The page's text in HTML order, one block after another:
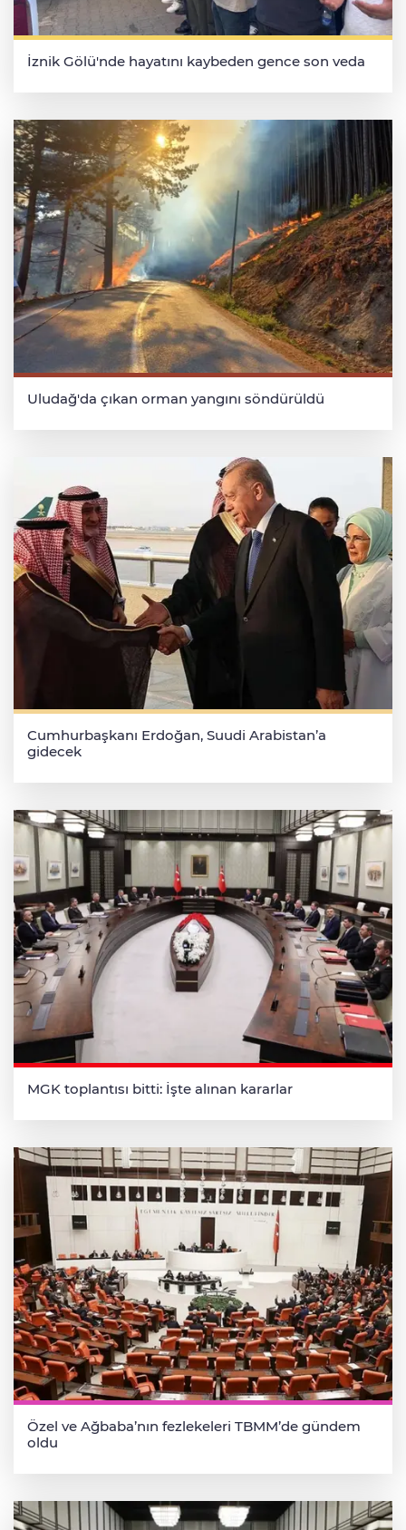
İznik Gölü'nde hayatını kaybeden gence son veda
Uludağ'da çıkan orman yangını söndürüldü
Cumhurbaşkanı Erdoğan, Suudi Arabistan’a
gidecek
MGK toplantısı bitti: İşte alınan kararlar
Özel ve Ağbaba’nın fezlekeleri TBMM’de gündem
oldu